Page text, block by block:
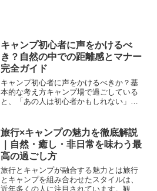
キャンプ初心者に声をかけるべ
き？自然の中での距離感とマナー
完全ガイド
キャンプ初心者に声をかけるべきか？基
本的な考え方キャンプ場で過ごしている
と、「あの人は初心者かもしれない」
とがあります。特にキャンプに慣れてい
る人ほど、周囲の様子に気付...
旅行×キャンプの魅力を徹底解説
｜自然・癒し・非日常を味わう最
高の過ごし方
旅行とキャンプが融合する魅力とは旅行
とキャンプを組み合わせたスタイルは、
近年多くの人に注目されています。観光